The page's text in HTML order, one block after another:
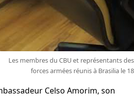
Les membres du CBU et représentants des
forces armées réunis à Brasilia le 18
Celso Amorim, son